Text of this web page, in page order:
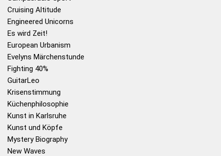
Cruising Altitude
Engineered Unicorns
Es wird Zeit!
European Urbanism
Evelyns Märchenstunde
Fighting 40%
GuitarLeo
Krisenstimmung
Küchenphilosophie
Kunst in Karlsruhe
Kunst und Köpfe
Mystery Biography
New Waves